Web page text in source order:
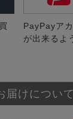
PayPayア
が出来るよ
届けについて